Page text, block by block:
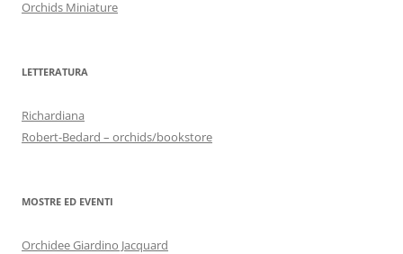
Orchids Miniature
LETTERATURA
Richardiana
Robert-Bedard – orchids/bookstore
MOSTRE ED EVENTI
Orchidee Giardino Jacquard